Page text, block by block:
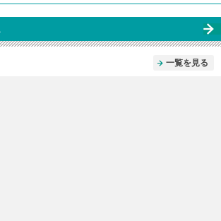
一覧を見る